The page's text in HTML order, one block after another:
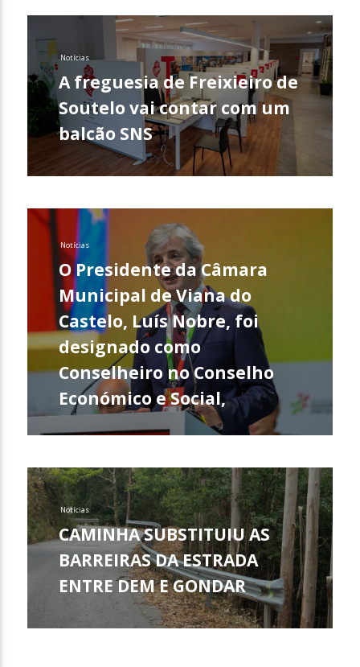
Notícias
A freguesia de Freixieiro de
Soutelo vai contar com um
balcão SNS
Notícias
O Presidente da Câmara
Municipal de Viana do
Castelo, Luís Nobre, foi
designado como
Conselheiro no Conselho
Económico e Social,
Notícias
CAMINHA SUBSTITUIU AS
BARREIRAS DA ESTRADA
ENTRE DEM E GONDAR